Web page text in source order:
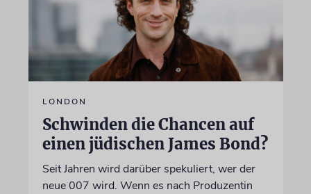
LONDON
Schwinden die Chancen auf
einen jüdischen James Bond?
Seit Jahren wird darüber spekuliert, wer der
neue 007 wird. Wenn es nach Produzentin